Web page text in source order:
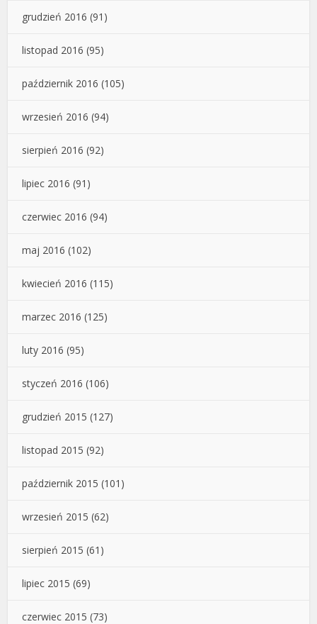
grudzień 2016 (91)
listopad 2016 (95)
październik 2016 (105)
wrzesień 2016 (94)
sierpień 2016 (92)
lipiec 2016 (91)
czerwiec 2016 (94)
maj 2016 (102)
kwiecień 2016 (115)
marzec 2016 (125)
luty 2016 (95)
styczeń 2016 (106)
grudzień 2015 (127)
listopad 2015 (92)
październik 2015 (101)
wrzesień 2015 (62)
sierpień 2015 (61)
lipiec 2015 (69)
czerwiec 2015 (73)